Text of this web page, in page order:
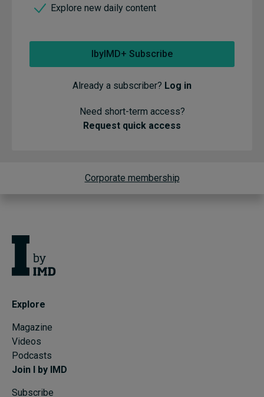
Explore new daily content
IbyIMD+ Subscribe
Already a subscriber? Log in
Need short-term access?
Request quick access
Corporate membership
Explore
Magazine
Videos
Podcasts
Join I by IMD
Subscribe